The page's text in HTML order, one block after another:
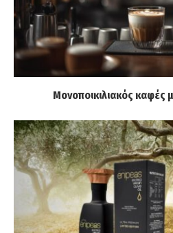
Μονοποικιλιακός καφές